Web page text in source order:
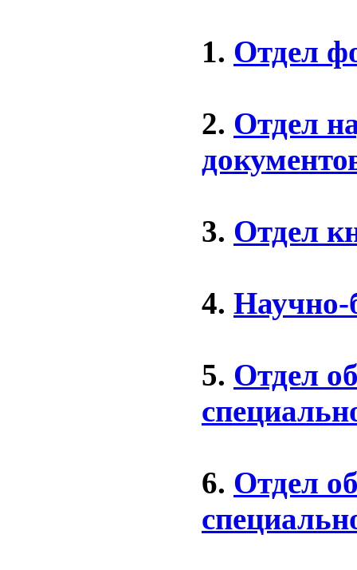
1. Отдел
2. Отдел
3. Отдел
4. Научно-
5. Отдел
6. Отдел